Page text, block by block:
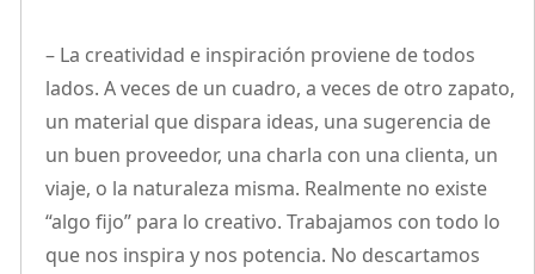
– La creatividad e inspiración proviene de todos
lados. A veces de un cuadro, a veces de otro zapato,
un material que dispara ideas, una sugerencia de
un buen proveedor, una charla con una clienta, un
viaje, o la naturaleza misma. Realmente no existe
“algo fijo” para lo creativo. Trabajamos con todo lo
que nos inspira y nos potencia. No descartamos